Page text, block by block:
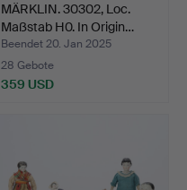
MÄRKLIN. 30302, Loc.
Maßstab H0. In Origin…
Beendet 20. Jan 2025
28 Gebote
359 USD